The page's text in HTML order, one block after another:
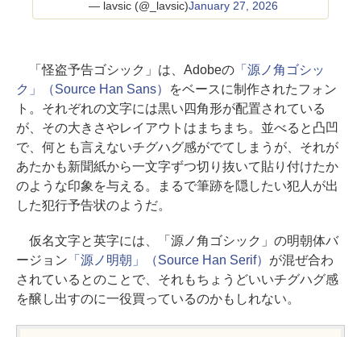
— lavsic (@_lavsic)January 27, 2026
「怪盗予告ゴシック」は、Adobeの「源ノ角ゴシッ
ク」（Source Han Sans）
をベースに制作されたフォン
ト。それぞれの文字には黒い四角形が配置されている
が、その大きさやレイアウトはまちまち。並べると凸凹
で、何とも言えないチグハグ感がでてしまうが、それが
あたかも新聞紙から一文字ずつ切り抜いて貼り付けたか
のような印象を与える。まるで筆跡を隠したい犯人が出
した犯行予告状のようだ。
仮名文字と英字には、「源ノ角ゴシック」の明朝体バ
ージョン 「源ノ明朝」（Source Han Serif） が混ぜ合わ
されているとのことで、それもちょうどいいチグハグ感
を醸し出すのに一役買っているのかもしれない。